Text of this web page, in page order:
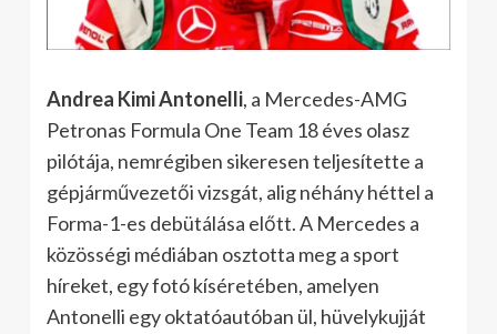
Andrea Kimi Antonelli, a Mercedes-AMG
Petronas Formula One Team 18 éves olasz
pilótája, nemrégiben sikeresen teljesítette a
gépjárművezetői vizsgát, alig néhány héttel a
Forma-1-es debütálása előtt. A Mercedes a
közösségi médiában osztotta meg a sport
híreket, egy fotó kíséretében, amelyen
Antonelli egy oktatóautóban ül, hüvelykujját